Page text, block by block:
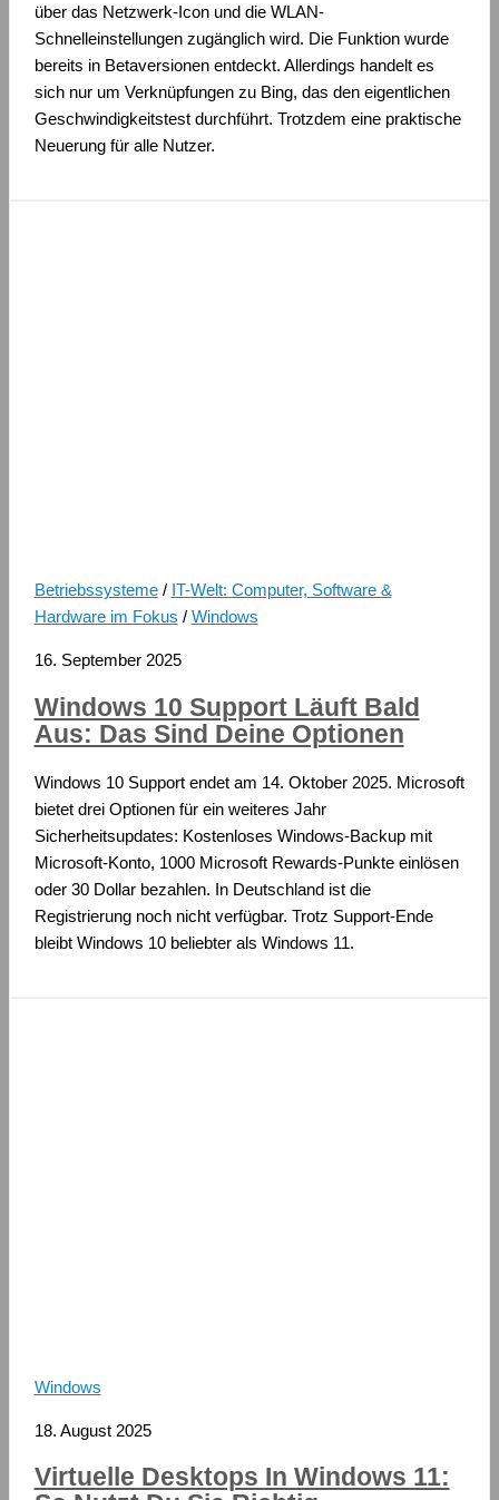
über das Netzwerk-Icon und die WLAN-
Schnelleinstellungen zugänglich wird. Die Funktion wurde
bereits in Betaversionen entdeckt. Allerdings handelt es
sich nur um Verknüpfungen zu Bing, das den eigentlichen
Geschwindigkeitstest durchführt. Trotzdem eine praktische
Neuerung für alle Nutzer.
Betriebssysteme/ IT-Welt: Computer, Software &
Hardware im Fokus / Windows
16. September 2025
Windows 10 Support Läuft Bald
Aus: Das Sind Deine Optionen
Windows 10 Support endet am 14. Oktober 2025. Microsoft
bietet drei Optionen für ein weiteres Jahr
Sicherheitsupdates: Kostenloses Windows-Backup mit
Microsoft-Konto, 1000 Microsoft Rewards-Punkte einlösen
oder 30 Dollar bezahlen. In Deutschland ist die
Registrierung noch nicht verfügbar. Trotz Support-Ende
bleibt Windows 10 beliebter als Windows 11.
Windows
18. August 2025
Virtuelle Desktops In Windows 11: